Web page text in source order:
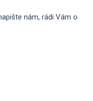
nám, rádi Vám o